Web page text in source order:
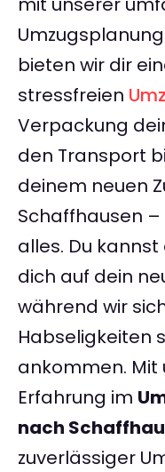
bieten wir dir
stressfreien
Verpackung
den Transport
deinem neuen
Schaffhausen
alles. Du
dich auf dein
während wir
Habseligkeiten
ankommen.
Erfahrung im
nach
zuverlässiger